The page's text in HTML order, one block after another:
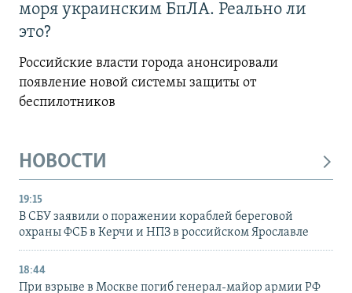
моря украинским БпЛА. Реально ли
это?
Российские власти города анонсировали
появление новой системы защиты от
беспилотников
НОВОСТИ
19:15
В СБУ заявили о поражении кораблей береговой
охраны ФСБ в Керчи и НПЗ в российском Ярославле
18:44
При взрыве в Москве погиб генерал-майор армии РФ